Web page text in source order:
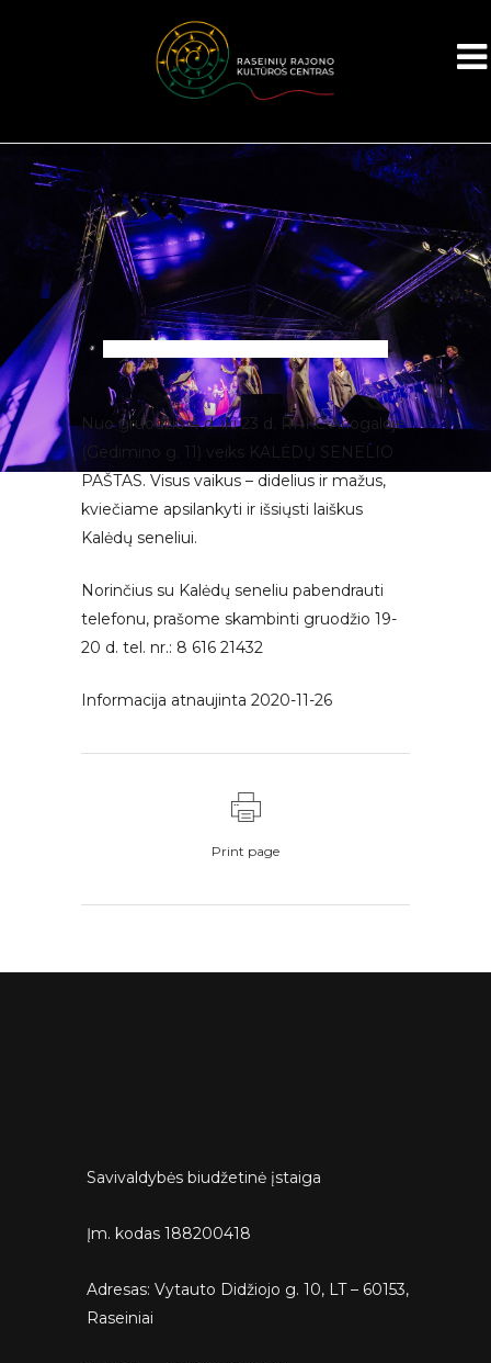
Nuo gruodžio 4 d. iki 23 d. RRKC Ariogaloje
(Gedimino g. 11) veiks KALĖDŲ SENELIO
PAŠTAS. Visus vaikus – didelius ir mažus,
kviečiame apsilankyti ir išsiųsti laiškus
Kalėdų seneliui.
Norinčius su Kalėdų seneliu pabendrauti
telefonu, prašome skambinti gruodžio 19-
20 d. tel. nr.: 8 616 21432
Informacija atnaujinta 2020-11-26
Print page
Savivaldybės biudžetinė įstaiga
Įm. kodas 188200418
Adresas: Vytauto Didžiojo g. 10, LT – 60153,
Raseiniai